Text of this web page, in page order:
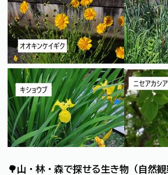
🌳山・林・森で探せる生き物（自然